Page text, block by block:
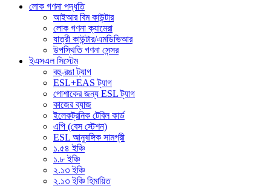
লোক গণনা পদ্ধতি
আইআর বিম কাউন্টার
লোক গণনা ক্যামেরা
যাত্রী কাউন্টার/এমডিভিআর
উপস্থিতি গণনা সেন্সর
ইএসএল সিস্টেম
বহু-রঙা ট্যাগ
ESL+EAS ট্যাগ
পোশাকের জন্য ESL ট্যাগ
কাজের ব্যাজ
ইলেকট্রনিক টেবিল কার্ড
এপি (বেস স্টেশন)
ESL আনুষঙ্গিক সামগ্রী
১.৫৪ ইঞ্চি
১.৮ ইঞ্চি
২.১৩ ইঞ্চি
২.১৩ ইঞ্চি হিমায়িত